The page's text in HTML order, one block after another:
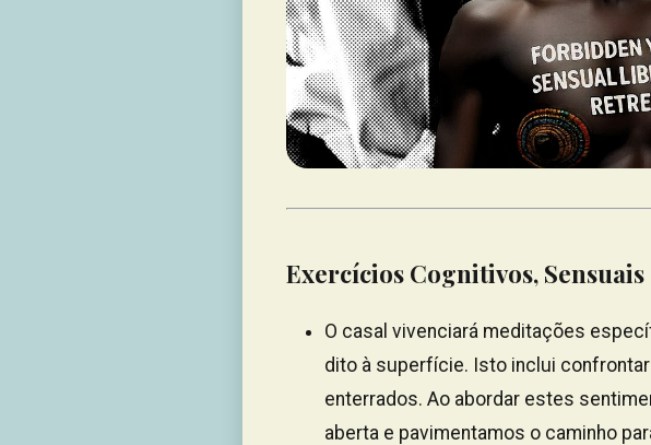
Exercícios Cognitivos,
O casal vivenciará meditações
dito à superfície. Isto inclui
enterrados. Ao abordar estes
aberta e pavimentamos o caminho